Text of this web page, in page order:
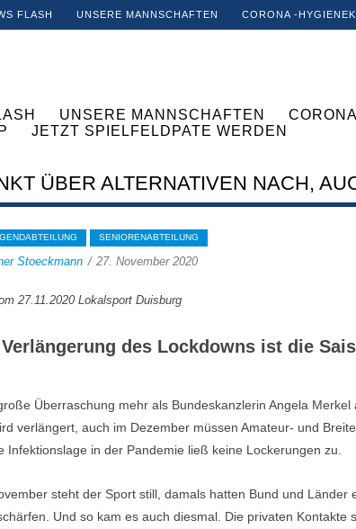
FLASH UNSERE MANNSCHAFTEN CORONA -
UNSERE MANNSCHAFTEN
JETZT SPIELFELDPATE WERDEN
ÜBER ALTERNATIVEN NACH,
SENIORENABTEILUNG
Stoeckmann 27. November 2020
27.11.2020 Lokalsport Duisburg
des Lockdowns ist die
Überraschung mehr als Bundeskanzlerin Angela
verlängert, auch im Dezember müssen Amateur- und
Infektionslage in der Pandemie ließ keine Lockerungen zu.
steht der Sport still, damals hatten Bund und Länder
Und so kam es auch diesmal. Die privaten Kontakte